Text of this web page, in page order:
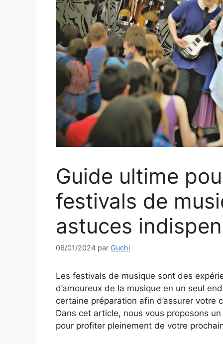
Guide ultime
festivals de
astuces
06/01/2024 par Guchi
Les festivals de musique sont des
d’amoureux de la musique en un seul
certaine préparation afin d’assurer
Dans cet article, nous vous proposons
pour profiter pleinement de votre